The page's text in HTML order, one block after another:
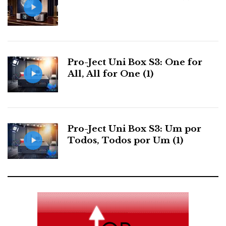
AJASOM, e logo surgiram estes seres videófilos
atentos aos Transformers que se exibiam no ecrã
(ver video em Media)
Na sexta, tinha assistido a um excerto dos Tranformers
na sala Sintra. O som pareceu-me apenas um
Pro-Ject Uni Box S3: One for
All, All for One (1)
Pro-Ject Uni Box S3: Um por
Todos, Todos por Um (1)